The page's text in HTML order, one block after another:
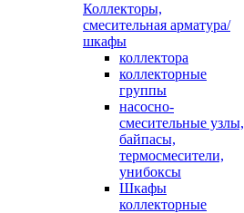
Коллекторы,
смесительная арматура/
шкафы
коллектора
коллекторные
группы
насосно-
смесительные узлы,
байпасы,
термосмесители,
унибоксы
Шкафы
коллекторные